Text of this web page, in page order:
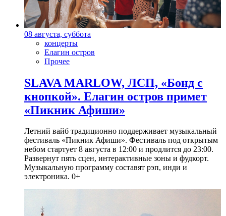
08 августа, суббота
концерты
Елагин остров
Прочее
SLAVA MARLOW, ЛСП, «Бонд с
кнопкой». Елагин остров примет
«Пикник Афиши»
Летний вайб традиционно поддерживает музыкальный
фестиваль «Пикник Афиши». Фестиваль под открытым
небом стартует 8 августа в 12:00 и продлится до 23:00.
Развернут пять сцен, интерактивные зоны и фудкорт.
Музыкальную программу составят рэп, инди и
электроника. 0+